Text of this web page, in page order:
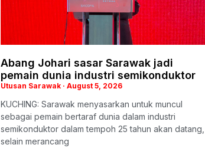
Abang Johari sasar Sarawak jadi
pemain dunia industri semikonduktor
Utusan Sarawak August 5, 2026
KUCHING: Sarawak menyasarkan untuk muncul
sebagai pemain bertaraf dunia dalam industri
semikonduktor dalam tempoh 25 tahun akan datang,
selain merancang